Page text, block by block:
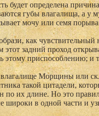
будет определена
губы влагалища, а у
мочу или семя
как чувствительный
этот задний проход
этому приспособлению; и
Морщины или
такой цитадели,
по их длине. Но это
широки в одной части и